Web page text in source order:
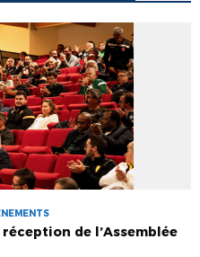
de l’Assemblée